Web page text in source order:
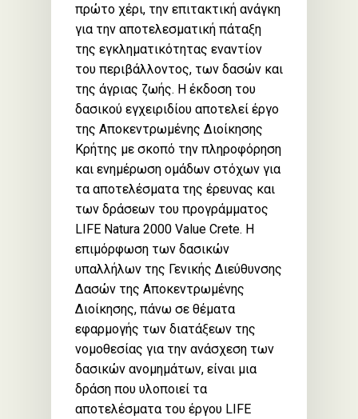
πρώτο χέρι, την επιτακτική ανάγκη
για την αποτελεσματική πάταξη
της εγκληματικότητας εναντίον
του περιβάλλοντος, των δασών και
της άγριας ζωής. Η έκδοση του
δασικού εγχειριδίου αποτελεί έργο
της Αποκεντρωμένης Διοίκησης
Κρήτης με σκοπό την πληροφόρηση
και ενημέρωση ομάδων στόχων για
τα αποτελέσματα της έρευνας και
των δράσεων του προγράμματος
LIFE Natura 2000 Value Crete. Η
επιμόρφωση των δασικών
υπαλλήλων της Γενικής Διεύθυνσης
Δασών της Αποκεντρωμένης
Διοίκησης, πάνω σε θέματα
εφαρμογής των διατάξεων της
νομοθεσίας για την ανάσχεση των
δασικών ανομημάτων, είναι μια
δράση που υλοποιεί τα
αποτελέσματα του έργου LIFE